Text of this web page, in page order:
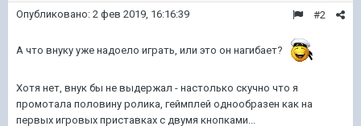
#2
Опубликовано: 2 фев 2019, 16:16:39
А что внуку уже надоело играть, или это он нагибает?
Хотя нет, внук бы не выдержал - настолько скучно что я
промотала половину ролика, геймплей однообразен как на
первых игровых приставках с двумя кнопками...